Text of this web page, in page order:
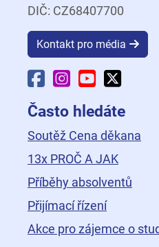
DIČ: CZ68407700
Kontakt pro média
Facebook Fakulty
Instagram
YouTube
Často hledáte
Soutěž Cena děkana
13x PROČ A JAK
Příběhy absolventů
Přijímací řízení
Akce pro zájemce o